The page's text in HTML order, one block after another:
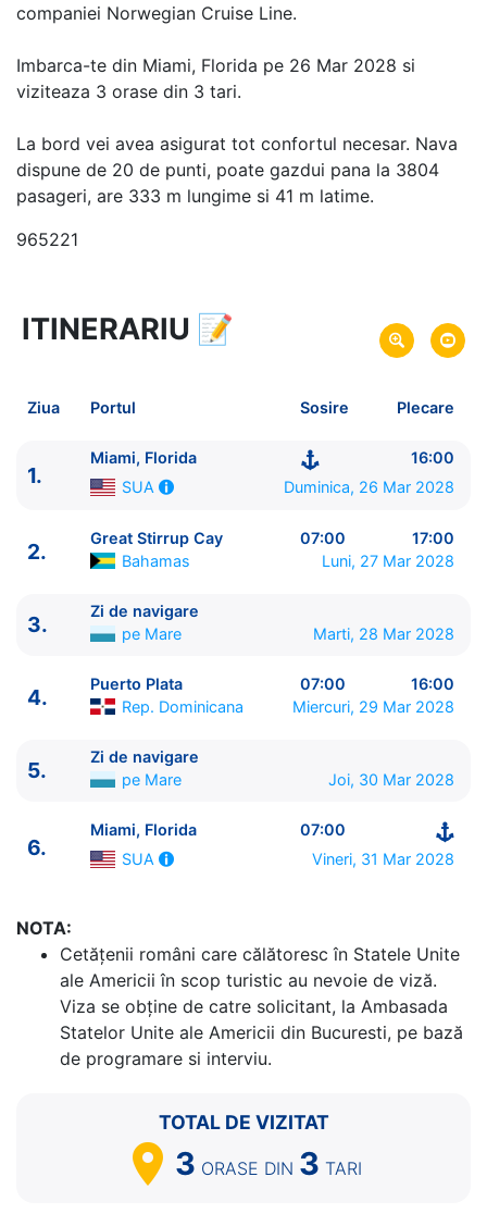
companiei Norwegian Cruise Line.
Imbarca-te din Miami, Florida pe 26 Mar 2028 si
viziteaza 3 orase din 3 tari.
La bord vei avea asigurat tot confortul necesar. Nava
dispune de 20 de punti, poate gazdui pana la 3804
pasageri, are 333 m lungime si 41 m latime.
965221
6 zile vacanta de croaziera in
link oferta
Plecare pe 26 Mar 2028 din Miami, Florida, SUA
Norwegian Cruise Line
ITINERARIU
Ziua | Portul | Sosire - Plecare
2. Great Stirrup Cay
3.
Zi de navigare pe Mare 0:00 - 0:00
Puerto Plata Rep. Dominicana 07:00 - 16:00
Zi de navigare pe Mare 0:00 - 0:00
Miami, Florida SUA 07:00 - ⚓
ITINERARIU 📝
Ziua Portul Sosire Plecare
1.
Miami, Florida
16:00
SUA
Duminica, 26 Mar 2028
2.
Great Stirrup Cay 07:00
17:00
Bahamas
Luni, 27 Mar 2028
3.
Zi de navigare
pe Mare
Marti, 28 Mar 2028
4.
Puerto Plata 07:00
16:00
Rep. Dominicana
Miercuri, 29 Mar 2028
5.
Zi de navigare
pe Mare
Joi, 30 Mar 2028
6.
Miami, Florida
07:00
SUA
Vineri, 31 Mar 2028
NOTA:
Cetăţenii români care călătoresc în Statele Unite
ale Americii în scop turistic au nevoie de viză.
Viza se obține de catre solicitant, la Ambasada
Statelor Unite ale Americii din Bucuresti, pe bază
de programare si interviu.
TOTAL DE VIZITAT
3 ORASE DIN 3 TARI